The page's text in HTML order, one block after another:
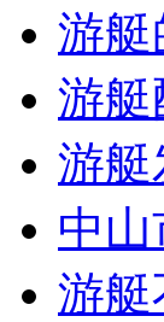
游艇
游艇
游艇
中
游艇